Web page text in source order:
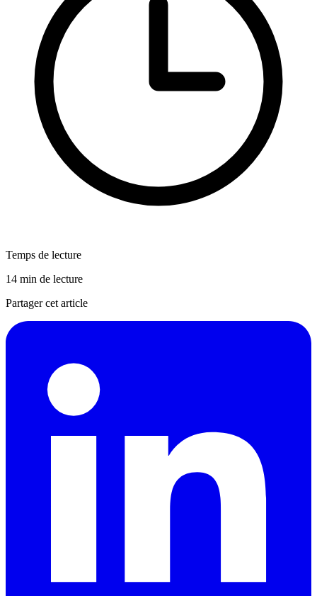
Temps de lecture
14 min de lecture
Partager cet article